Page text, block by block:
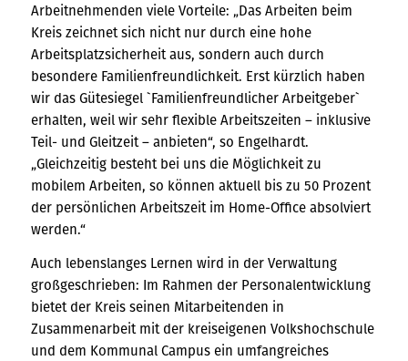
Arbeitnehmenden viele Vorteile: „Das Arbeiten beim
Kreis zeichnet sich nicht nur durch eine hohe
Arbeitsplatzsicherheit aus, sondern auch durch
besondere Familienfreundlichkeit. Erst kürzlich haben
wir das Gütesiegel `Familienfreundlicher Arbeitgeber`
erhalten, weil wir sehr flexible Arbeitszeiten – inklusive
Teil- und Gleitzeit – anbieten“, so Engelhardt.
„Gleichzeitig besteht bei uns die Möglichkeit zu
mobilem Arbeiten, so können aktuell bis zu 50 Prozent
der persönlichen Arbeitszeit im Home-Office absolviert
werden.“
Auch lebenslanges Lernen wird in der Verwaltung
großgeschrieben: Im Rahmen der Personalentwicklung
bietet der Kreis seinen Mitarbeitenden in
Zusammenarbeit mit der kreiseigenen Volkshochschule
und dem Kommunal Campus ein umfangreiches